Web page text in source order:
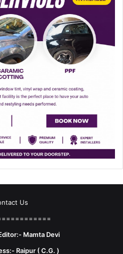
Us
Mamta Devi
Raipur ( C.G. )